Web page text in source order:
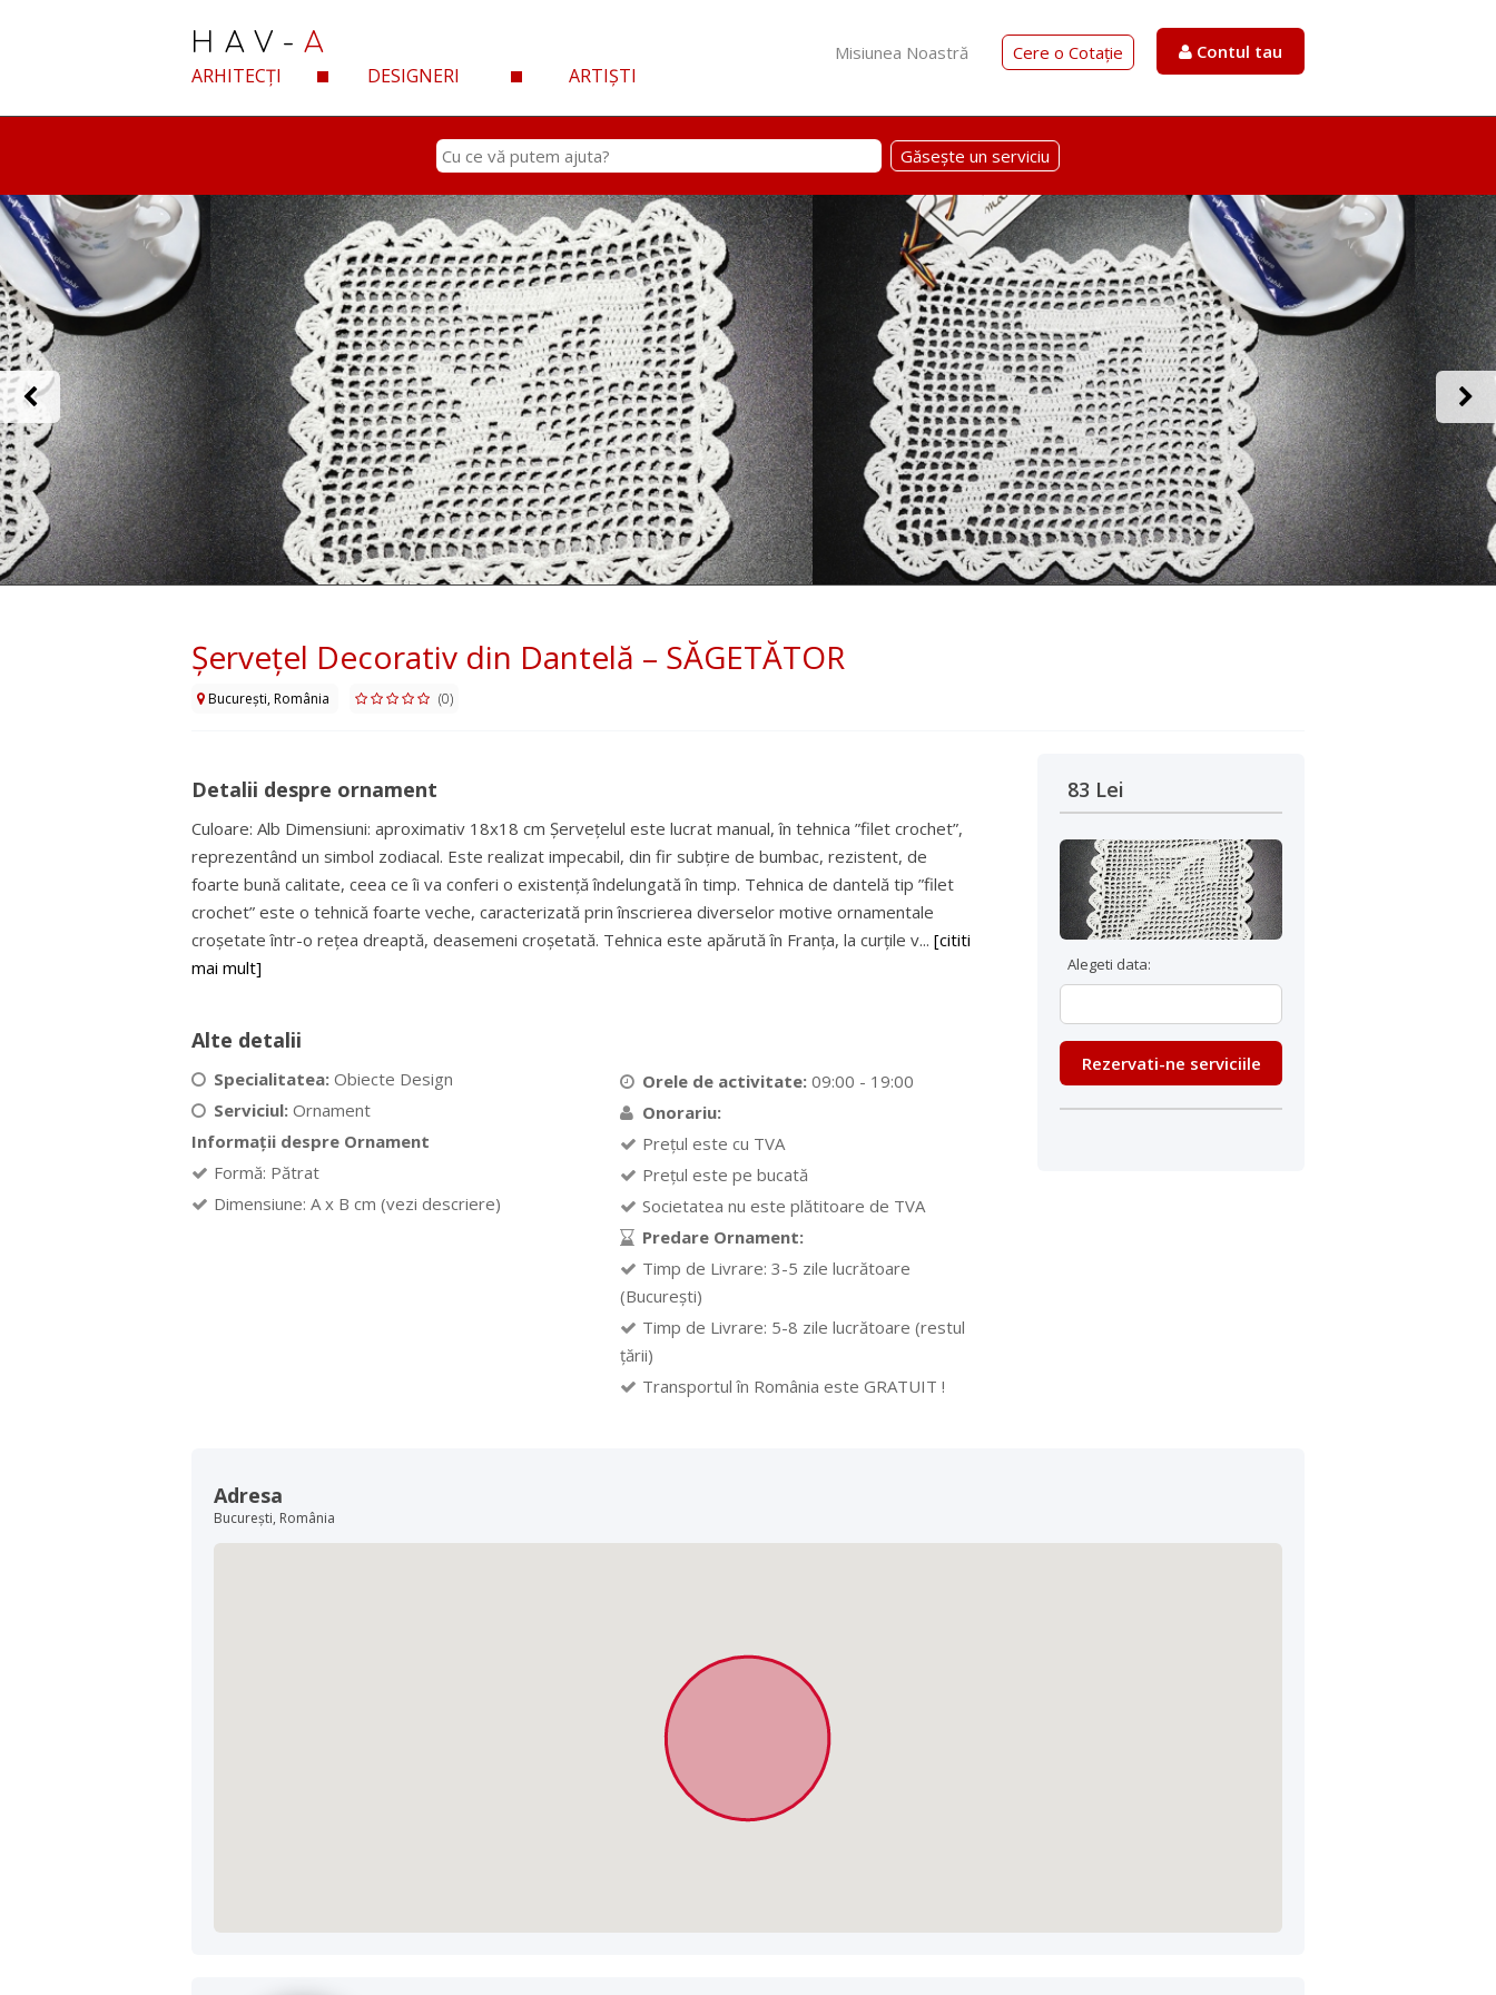
HAV- A
ARHITECȚI DESIGNERI ARTIȘTI
Misiunea Noastră Cere o Cotație Contul tau
Șervețel Decorativ din Dantelă – SĂGETĂTOR
București, România (0)
Detalii despre ornament
Culoare: Alb Dimensiuni: aproximativ 18x18 cm Șervețelul este lucrat manual, în tehnica ”filet crochet”,
reprezentând un simbol zodiacal. Este realizat impecabil, din fir subțire de bumbac, rezistent, de
foarte bună calitate, ceea ce îi va conferi o existență îndelungată în timp. Tehnica de dantelă tip ”filet
crochet” este o tehnică foarte veche, caracterizată prin înscrierea diverselor motive ornamentale
croșetate într-o rețea dreaptă, deasemeni croșetată. Tehnica este apărută în Franța, la curțile v... [cititi
mai mult]
Alte detalii
Specialitatea: Obiecte Design
Serviciul: Ornament
Informații despre Ornament
Formă: Pătrat
Dimensiune: A x B cm (vezi descriere)
Orele de activitate: 09:00 - 19:00
Onorariu:
Prețul este cu TVA
Prețul este pe bucată
Societatea nu este plătitoare de TVA
Predare Ornament:
Timp de Livrare: 3-5 zile lucrătoare
(București)
Timp de Livrare: 5-8 zile lucrătoare (restul
țării)
Transportul în România este GRATUIT !
83 Lei
Alegeti data:
Adresa
București, România